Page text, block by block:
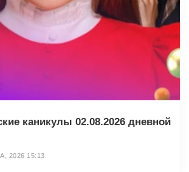
каникулы 02.08.2026 дневной
2026 15:13